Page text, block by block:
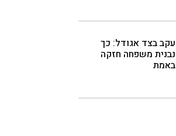
עקב בצד אגודל: כך
נבנית משפחה חזקה
באמת